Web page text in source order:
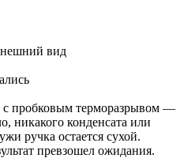
вид
с пробковым терморазрывом —
никакого конденсата или
ручка остается сухой.
превзошел ожидания.